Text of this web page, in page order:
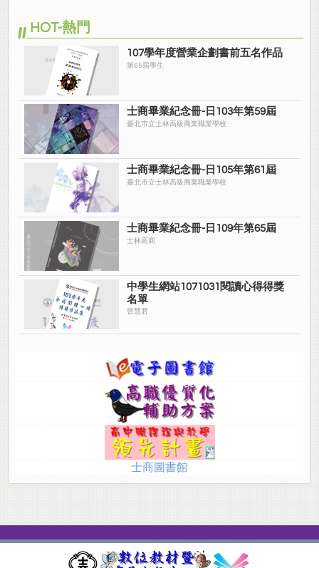
HOT-熱門
107學年度營業企劃書前五名作品
第65屆學生
士商畢業紀念冊-日103年第59屆
臺北市立士林高級商業職業學校
士商畢業紀念冊-日105年第61屆
臺北市立士林高級商業職業學校
士商畢業紀念冊-日109年第65屆
士林高商
中學生網站1071031閱讀心得得獎
名單
曾慧君
士商圖書館